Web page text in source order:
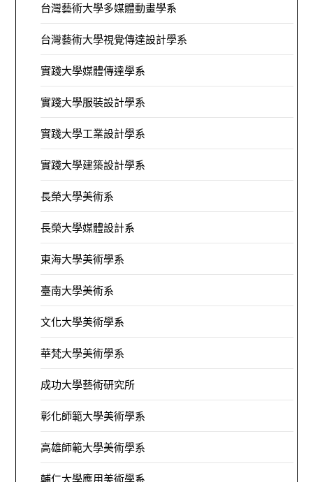
台灣藝術大學多媒體動畫學系
台灣藝術大學視覺傳達設計學系
實踐大學媒體傳達學系
實踐大學服裝設計學系
實踐大學工業設計學系
實踐大學建築設計學系
長榮大學美術系
長榮大學媒體設計系
東海大學美術學系
臺南大學美術系
文化大學美術學系
華梵大學美術學系
成功大學藝術研究所
彰化師範大學美術學系
高雄師範大學美術學系
輔仁大學應用美術學系